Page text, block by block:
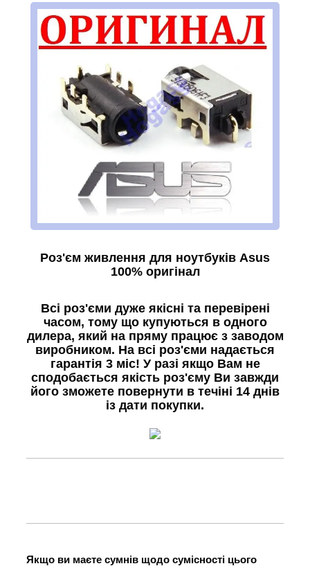
Роз'єм живлення для ноутбуків Asus
100% оригінал
Всі роз'єми дуже якісні та перевірені
часом, тому що купуються в одного
дилера, який на пряму працює з заводом
виробником. На всі роз'єми надається
гарантія 3 міс! У разі якщо Вам не
сподобається якість роз'єму Ви завжди
його зможете повернути в течіні 14 днів
із дати покупки.
Якщо ви маєте сумнів щодо сумісності цього